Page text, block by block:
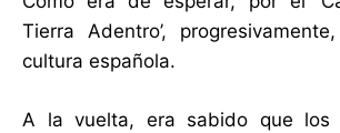
Tierra Adentro’,
cultura española.
A la vuelta, era sabido que los